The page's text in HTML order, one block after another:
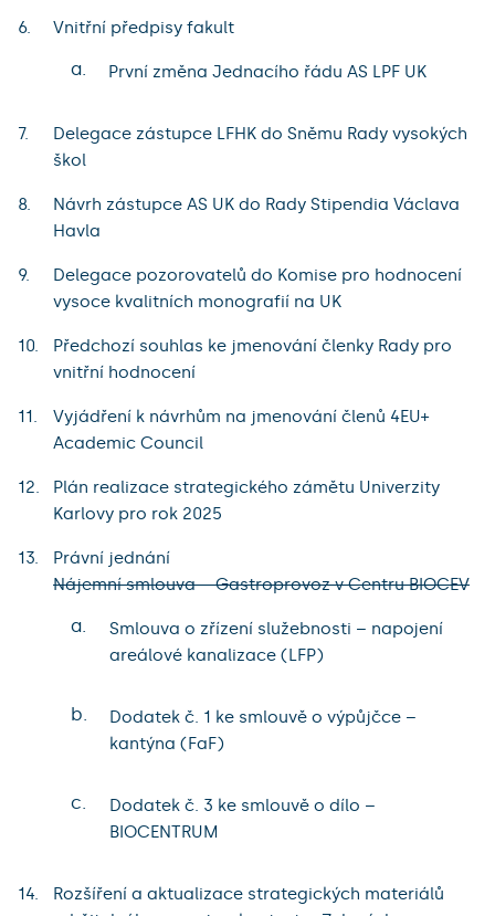
Vnitřní předpisy fakult
a. První změna Jednacího řádu AS LPF UK
Delegace zástupce LFHK do Sněmu Rady vysokých
škol
Návrh zástupce AS UK do Rady Stipendia Václava
Havla
Delegace pozorovatelů do Komise pro hodnocení
vysoce kvalitních monografií na UK
Předchozí souhlas ke jmenování členky Rady pro
vnitřní hodnocení
Vyjádření k návrhům na jmenování členů 4EU+
Academic Council
Plán realizace strategického zámětu Univerzity
Karlovy pro rok 2025
Právní jednání
Nájemní smlouva – Gastroprovoz v Centru BIOCEV
a.
Smlouva o zřízení služebnosti – napojení
areálové kanalizace (LFP)
b.
Dodatek č. 1 ke smlouvě o výpůjčce –
kantýna (FaF)
c.
Dodatek č. 3 ke smlouvě o dílo –
BIOCENTRUM
Rozšíření a aktualizace strategických materiálů